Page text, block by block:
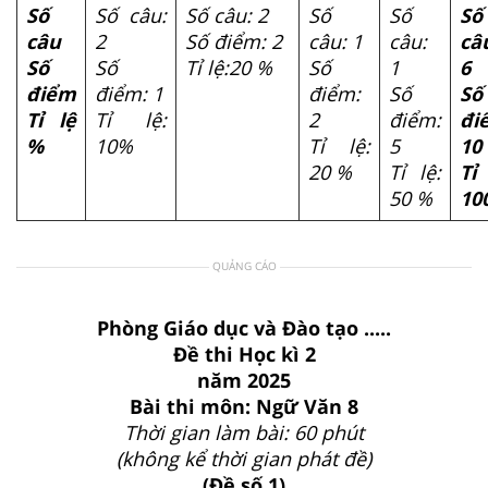
Số
câu
Số
điểm
Tỉ lệ
%
Số câu:
2
Số
điểm: 1
Tỉ lệ:
10%
Số câu: 2
Số điểm: 2
Tỉ lệ:20 %
Số
câu: 1
Số
điểm:
2
Tỉ lệ:
20 %
Số
câu:
1
Số
điểm:
5
Tỉ lệ:
50 %
Số
6
Số
10
Tỉ
QUẢNG CÁO
Phòng Giáo dục và Đào tạo .....
Đề thi Học kì 2
năm 2025
Bài thi môn: Ngữ Văn 8
Thời gian làm bài: 60 phút
(không kể thời gian phát đề)